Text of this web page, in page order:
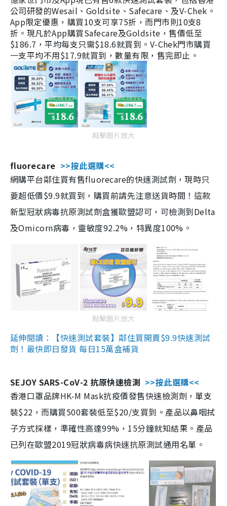
公司研發的Wesail、Goldsite、Safecare、及V-Chek。
App限定優惠，購買10支可享75折，而門市則10支8
折。現凡於App購買Safecare及Goldsite，售價低至
$186.7，平均每支只需$18.6就買到。V-Chek門市購買
一支平均不用$17.9就買到，數量有限，售完即止。
點擊圖片放大
fluorecare >>按此選購<<
網購平台鄰住買有售fluorecare的快速測試劑，現時只
要超低價$9.9就買到，購買前請先注意送貨時間！這款
新型冠狀病毒抗原測試劑盒獲歐盟認可，可檢測到Delta
及Omicorn病毒，靈敏度92.2%，特異度100%。
點擊圖片放大
延伸閱讀：【快速測試套裝】鄰住買開賣$9.9快速測試
劑！最快即日發貨 每日15萬盒補貨
SEJOY SARS-CoV-2 抗原快速檢測 >>按此選購<<
香港口罩品牌HK-M Mask抗疫價發售快速檢測劑，單支
裝$22，而購買500套裝低至$20/支買到。產品以鼻咽拭
子方式採樣，準確性高達99%，15分鐘就知結果。產品
已列在歐盟2019冠狀病毒病快速抗原測試通用名單。